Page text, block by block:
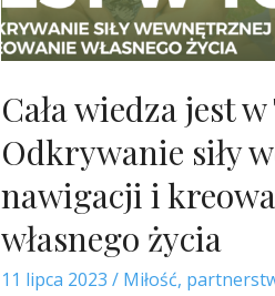
Cała wiedza jest
Odkrywanie siły
nawigacji i
własnego życia
11 lipca 2023 / Miłość,